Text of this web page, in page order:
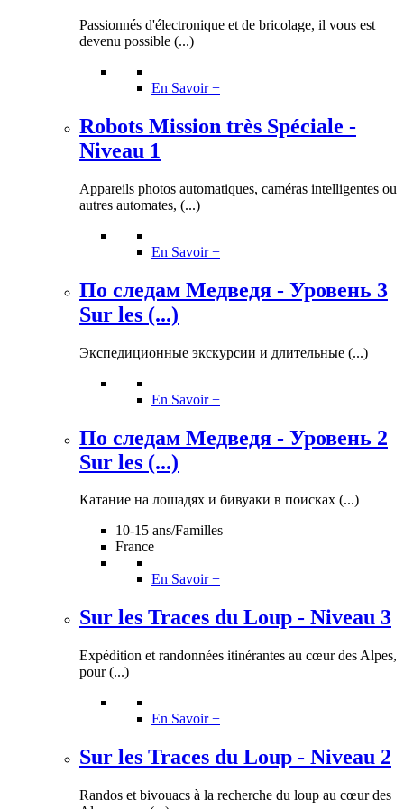
Passionnés d'électronique et de bricolage, il vous est
devenu possible (...)
En Savoir +
Robots Mission très Spéciale -
Niveau 1
Appareils photos automatiques, caméras intelligentes ou
autres automates, (...)
En Savoir +
По следам Медведя - Уровень 3
Sur les (...)
Экспедиционные экскурсии и длительные (...)
En Savoir +
По следам Медведя - Уровень 2
Sur les (...)
Катание на лошадях и бивуаки в поисках (...)
10-15 ans/Familles
France
En Savoir +
Sur les Traces du Loup - Niveau 3
Expédition et randonnées itinérantes au cœur des Alpes,
pour (...)
En Savoir +
Sur les Traces du Loup - Niveau 2
Randos et bivouacs à la recherche du loup au cœur des